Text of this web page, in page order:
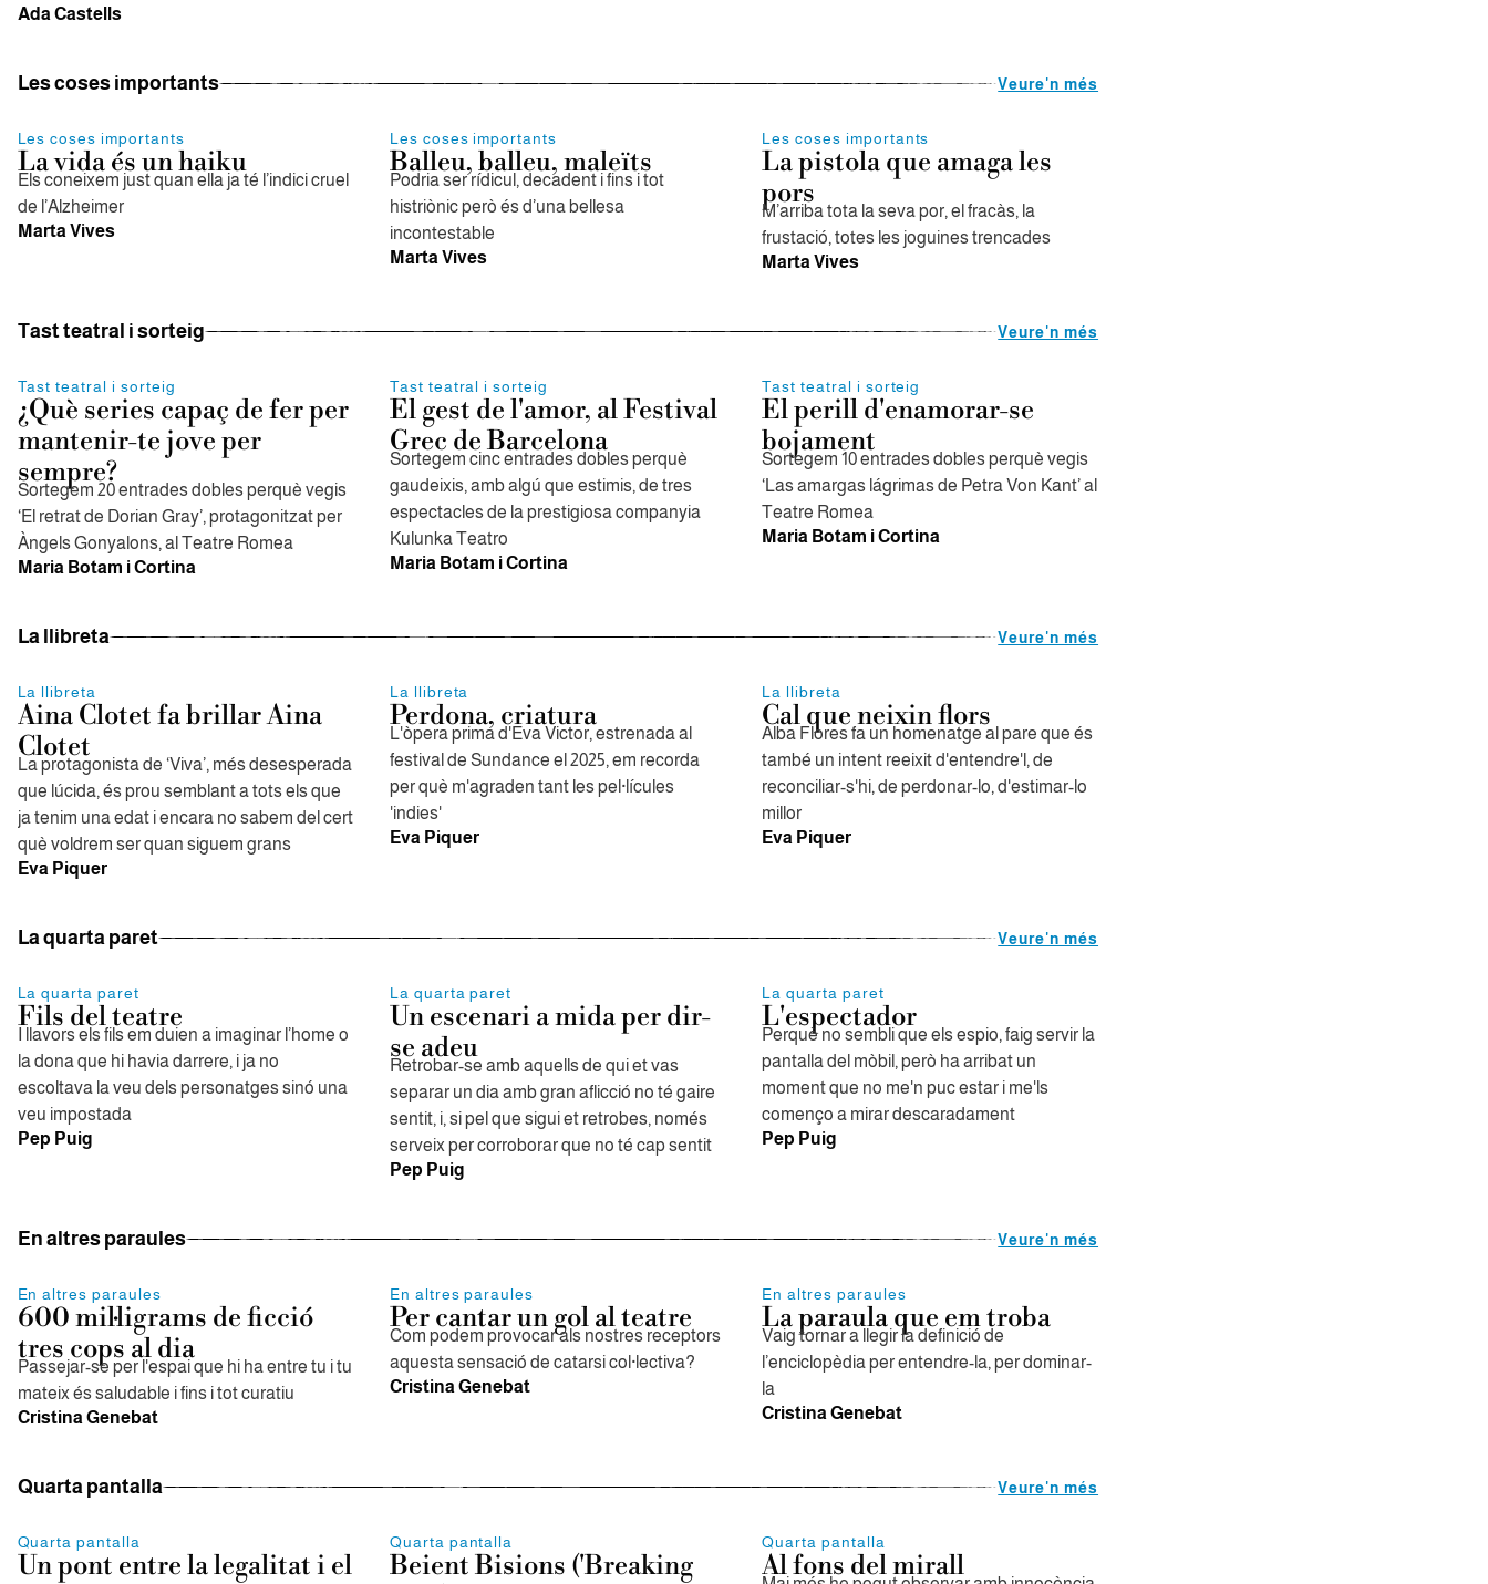
Ada Castells
Les coses importants Veure'n més
Les coses importants
La vida és un haiku
Els coneixem just quan ella ja té l’indici cruel
de l’Alzheimer
Marta Vives
Les coses importants
Balleu, balleu, maleïts
Podria ser rídicul, decadent i fins i tot
histriònic però és d’una bellesa
incontestable
Marta Vives
Les coses importants
La pistola que amaga les
pors
M’arriba tota la seva por, el fracàs, la
frustació, totes les joguines trencades
Marta Vives
Tast teatral i sorteig Veure'n més
Tast teatral i sorteig
¿Què series capaç de fer per
mantenir-te jove per
sempre?
Sortegem 20 entrades dobles perquè vegis
‘El retrat de Dorian Gray’, protagonitzat per
Àngels Gonyalons, al Teatre Romea
Maria Botam i Cortina
Tast teatral i sorteig
El gest de l'amor, al Festival
Grec de Barcelona
Sortegem cinc entrades dobles perquè
gaudeixis, amb algú que estimis, de tres
espectacles de la prestigiosa companyia
Kulunka Teatro
Maria Botam i Cortina
Tast teatral i sorteig
El perill d'enamorar-se
bojament
Sortegem 10 entrades dobles perquè vegis
‘Las amargas lágrimas de Petra Von Kant’ al
Teatre Romea
Maria Botam i Cortina
La llibreta Veure'n més
La llibreta
Aina Clotet fa brillar Aina
Clotet
La protagonista de ‘Viva’, més desesperada
que lúcida, és prou semblant a tots els que
ja tenim una edat i encara no sabem del cert
què voldrem ser quan siguem grans
Eva Piquer
La llibreta
Perdona, criatura
L'òpera prima d'Eva Victor, estrenada al
festival de Sundance el 2025, em recorda
per què m'agraden tant les pel·lícules
'indies'
Eva Piquer
La llibreta
Cal que neixin flors
Alba Flores fa un homenatge al pare que és
també un intent reeixit d'entendre'l, de
reconciliar-s'hi, de perdonar-lo, d'estimar-lo
millor
Eva Piquer
La quarta paret Veure'n més
La quarta paret
Fils del teatre
I llavors els fils em duien a imaginar l’home o
la dona que hi havia darrere, i ja no
escoltava la veu dels personatges sinó una
veu impostada
Pep Puig
La quarta paret
Un escenari a mida per dir-
se adeu
Retrobar-se amb aquells de qui et vas
separar un dia amb gran aflicció no té gaire
sentit, i, si pel que sigui et retrobes, només
serveix per corroborar que no té cap sentit
Pep Puig
La quarta paret
L'espectador
Perquè no sembli que els espio, faig servir la
pantalla del mòbil, però ha arribat un
moment que no me'n puc estar i me'ls
començo a mirar descaradament
Pep Puig
En altres paraules Veure'n més
En altres paraules
600 mil·ligrams de ficció
tres cops al dia
Passejar-se per l'espai que hi ha entre tu i tu
mateix és saludable i fins i tot curatiu
Cristina Genebat
En altres paraules
Per cantar un gol al teatre
Com podem provocar als nostres receptors
aquesta sensació de catarsi col·lectiva?
Cristina Genebat
En altres paraules
La paraula que em troba
Vaig tornar a llegir la definició de
l’enciclopèdia per entendre-la, per dominar-
la
Cristina Genebat
Quarta pantalla Veure'n més
Quarta pantalla
Un pont entre la legalitat i el
Quarta pantalla
Beient Bisions ('Breaking
Quarta pantalla
Al fons del mirall